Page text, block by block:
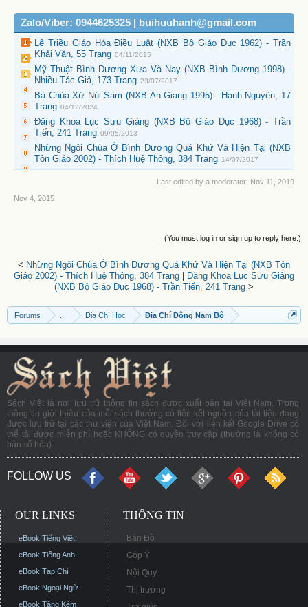
Zalo/Viber: 0944625325 | buihuuhanh@gmail.com
Lê Triều Giáo Hóa Điều Luật (NXB Bộ Giáo Dục 1962) - Trần
Khải Văn, 55 Trang 04/11/2015
Mỹ Thuật Bình Dương Xưa Và Nay (NXB Bình Dương 1998) -
Nhiều Tác Giả, 173 Trang 23/07/2017
Bà Chúa Xứ Núi Sam (NXB An Giang 1995) - Hạnh Nguyên, 17
Trang 04/12/2024
Đăng Khoa Lục Sưu Giảng (NXB Bộ Giáo Dục 1968) - Trần
Tiến, 241 Trang 09/05/2013
Những Ngôi Chùa Ở Bình Dương Quá Khứ Và Hiện Tại (NXB
Tôn Giáo 2002) - Thích Huệ Thông, 384 Trang 14/07/2017
Last edited by a moderator: Nov 11, 2019
Nov 4, 2015
(You must log in or sign up to reply here.)
< Những Ngôi Chùa Ở Bình Dương Quá Khứ Và Hiện Tại (NXB Tôn
Giáo 2002) - Thích Huệ Thông, 384 Trang
Đăng Khoa Lục Sưu Giảng
(NXB Bộ Giáo Dục 1968) - Trần Tiến, 241 Trang >
Forums Địa Chí Học Địa Chí Đông Nam Bộ
Sách Việt là nơi lưu trữ thông tin sách được xuất bản tại Việt Nam. Trong
thông tin giới thiệu của mỗi sách thường có liên kết nguồn của tài liệu đang
được lưu trữ tại các thư viện của Việt Nam. Đối với liên kết Google Drive có
thể tải được miễn phí hoặc KHÔNG có quyền truy cập (thường là không có
bản số hóa).
FOLLOW US
OUR LINKS
eBook Tiếng Việt
eBook Tiếng Anh
eBook Tạp Chí
eBook Ngoại Ngữ
eBook Tặng Kèm
THÔNG TIN
Bản Đồ
Góp Ý
Nội Quy
Thị trường